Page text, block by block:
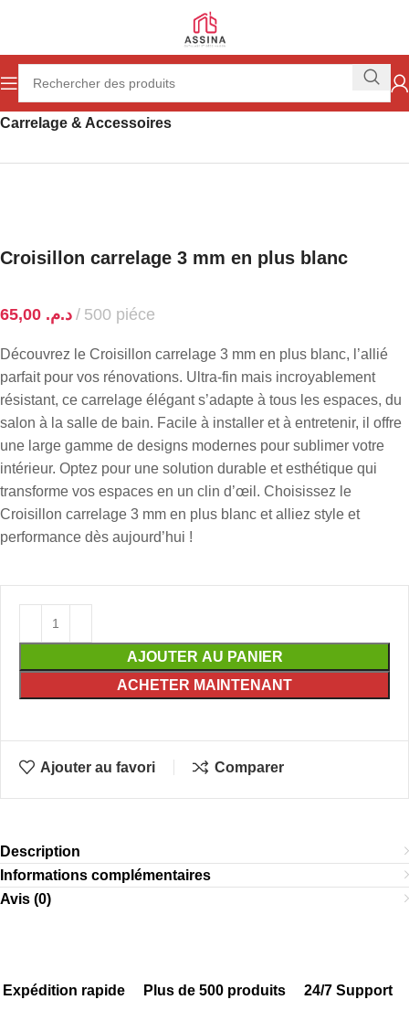
Accueil Revêtement des sols & des Surfaces
Carrelage & Accessoires
Croisillon carrelage 3 mm en plus blanc
د.م.
Découvrez le Croisillon carrelage 3 mm en plus blanc, l’allié
parfait pour vos rénovations. Ultra-fin mais incroyablement
résistant, ce carrelage élégant s’adapte à tous les espaces, du
salon à la salle de bain. Facile à installer et à entretenir, il offre
une large gamme de designs modernes pour sublimer votre
intérieur. Optez pour une solution durable et esthétique qui
transforme vos espaces en un clin d’œil. Choisissez le
Croisillon carrelage 3 mm en plus blanc et alliez style et
performance dès aujourd’hui !
AJOUTER AU PANIER
ACHETER MAINTENANT
Ajouter au favori Comparer
Description
Informations complémentaires
Avis (0)
Expédition rapide Plus de 500 produits 24/7 Support